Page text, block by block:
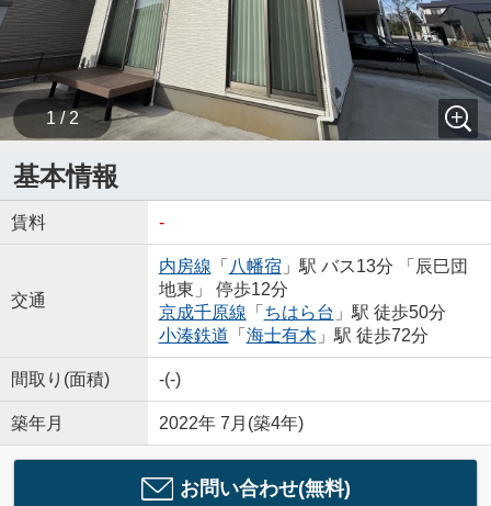
1 / 2
基本情報
賃料 -
交通
内房線 「 八幡宿 」駅 バス13分 「辰巳団
地東」 停歩12分
京成千原線 「 ちはら台 」駅 徒歩50分
小湊鉄道 「 海士有木 」駅 徒歩72分
間取り(面積) -(-)
築年月 2022年 7月(築4年)
お問い合わせ(無料)